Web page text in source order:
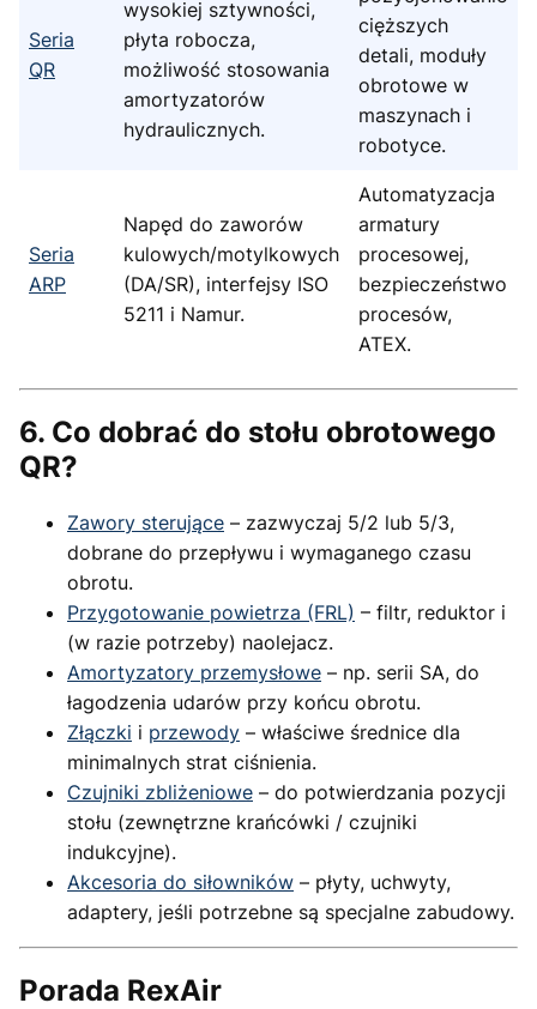
Seria
QR
wysokiej sztywności,
płyta robocza,
możliwość stosowania
amortyzatorów
hydraulicznych.
cięższych
detali, moduły
obrotowe w
maszynach i
robotyce.
Seria
ARP
Napęd do zaworów
kulowych/motylkowych
(DA/SR), interfejsy ISO
5211 i Namur.
Automatyzacja
armatury
procesowej,
bezpieczeństwo
procesów,
ATEX.
6. Co dobrać do stołu obrotowego
QR?
Zawory sterujące – zazwyczaj 5/2 lub 5/3,
dobrane do przepływu i wymaganego czasu
obrotu.
Przygotowanie powietrza (FRL) – filtr, reduktor i
(w razie potrzeby) naolejacz.
Amortyzatory przemysłowe – np. serii SA, do
łagodzenia udarów przy końcu obrotu.
Złączki i przewody – właściwe średnice dla
minimalnych strat ciśnienia.
Czujniki zbliżeniowe – do potwierdzania pozycji
stołu (zewnętrzne krańcówki / czujniki
indukcyjne).
Akcesoria do siłowników – płyty, uchwyty,
adaptery, jeśli potrzebne są specjalne zabudowy.
Porada RexAir